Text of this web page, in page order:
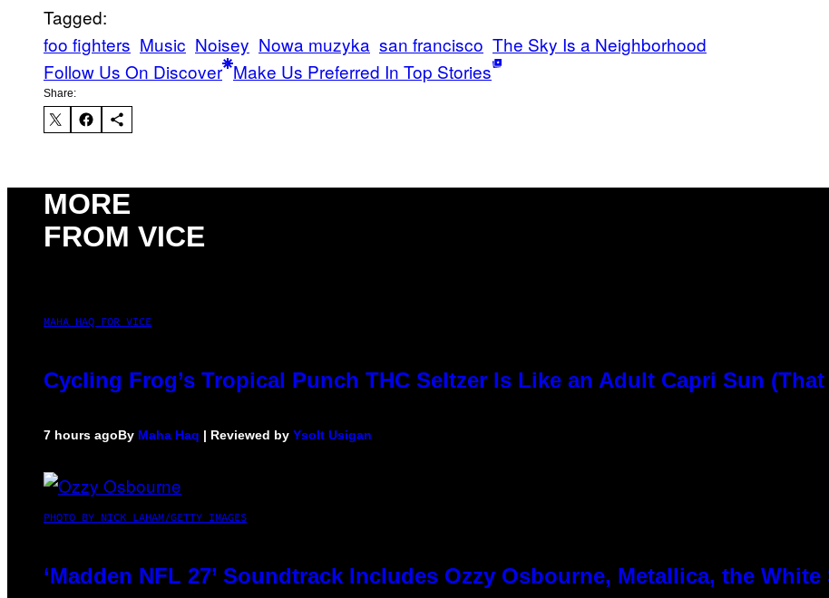
Tagged:
foo fighters Music Noisey Nowa muzyka san francisco The Sky Is a Neighborhood
Follow Us On Discover Make Us Preferred In Top Stories
Share:
MORE
FROM VICE
MAHA HAQ FOR VICE
Cycling Frog’s Tropical Punch THC Seltzer Is Like an Adult Capri Sun
7 hours agoBy Maha Haq | Reviewed by Ysolt Usigan
PHOTO BY NICK LAHAM/GETTY IMAGES
‘Madden NFL 27’ Soundtrack Includes Ozzy Osbourne, Metallica, the